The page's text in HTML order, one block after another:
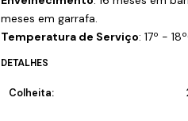
meses em garrafa.
Temperatura de Serviço: 17º -
DETALHES
Colheita: